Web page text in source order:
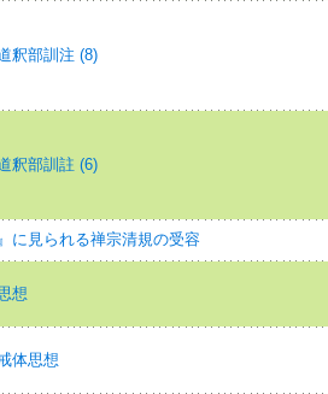
釈部訓注 (8)
釈部訓註 (6)
に見られる禅宗清規の受容
想
体思想